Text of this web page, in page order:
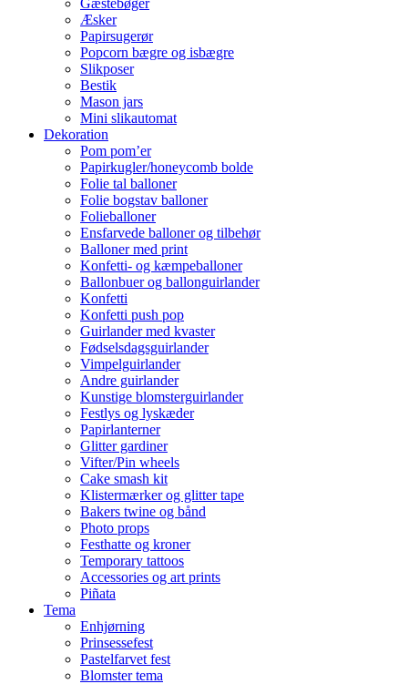
Gæstebøger
Æsker
Papirsugerør
Popcorn bægre og isbægre
Slikposer
Bestik
Mason jars
Mini slikautomat
Dekoration
Pom pom’er
Papirkugler/honeycomb bolde
Folie tal balloner
Folie bogstav balloner
Folieballoner
Ensfarvede balloner og tilbehør
Balloner med print
Konfetti- og kæmpeballoner
Ballonbuer og ballonguirlander
Konfetti
Konfetti push pop
Guirlander med kvaster
Fødselsdagsguirlander
Vimpelguirlander
Andre guirlander
Kunstige blomsterguirlander
Festlys og lyskæder
Papirlanterner
Glitter gardiner
Vifter/Pin wheels
Cake smash kit
Klistermærker og glitter tape
Bakers twine og bånd
Photo props
Festhatte og kroner
Temporary tattoos
Accessories og art prints
Piñata
Tema
Enhjørning
Prinsessefest
Pastelfarvet fest
Blomster tema